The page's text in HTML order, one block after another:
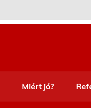
Miért jó?